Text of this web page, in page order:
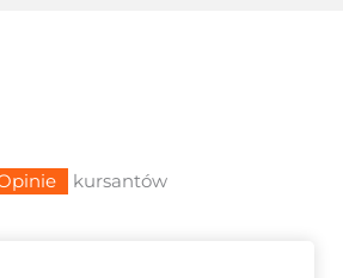
kursantów